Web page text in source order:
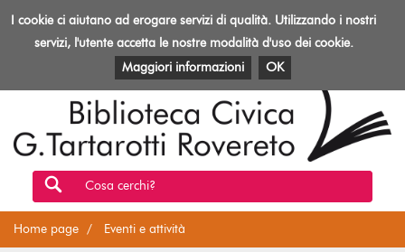
Toggle
Biblioteca
Rovereto
EVENTI E ATTIVITÀ PATRIMONIO E RISORSE
Cosa cerchi?
Home page Eventi e attività
I cookie ci aiutano ad erogare servizi di qualità. Utilizzando i nostri
servizi, l'utente accetta le nostre modalità d'uso dei cookie.
Maggiori informazioni
OK